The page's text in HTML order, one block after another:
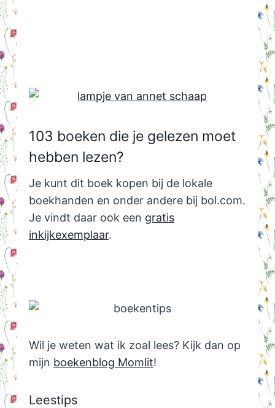
103 boeken die je gelezen moet
hebben lezen?
Je kunt dit boek kopen bij de lokale
boekhanden en onder andere bij bol.com.
Je vindt daar ook een gratis
inkijkexemplaar.
Wil je weten wat ik zoal lees? Kijk dan op
mijn boekenblog Momlit!
Leestips